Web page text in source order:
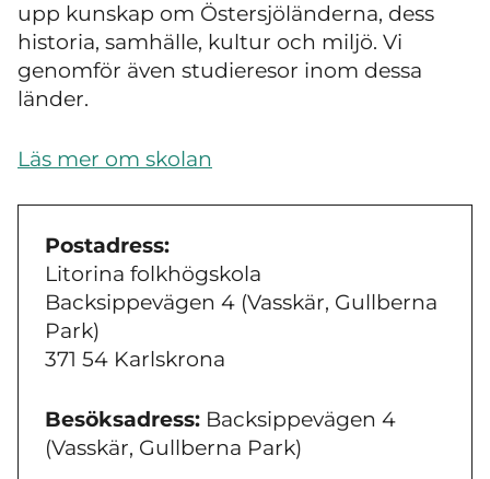
upp kunskap om Östersjöländerna, dess
historia, samhälle, kultur och miljö. Vi
genomför även studieresor inom dessa
länder.
Läs mer om skolan
Postadress:
Litorina folkhögskola
Backsippevägen 4 (Vasskär, Gullberna
Park)
371 54 Karlskrona
Besöksadress: Backsippevägen 4
(Vasskär, Gullberna Park)